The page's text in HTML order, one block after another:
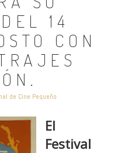
14
CON
de Cine Pequeño
El
Festival